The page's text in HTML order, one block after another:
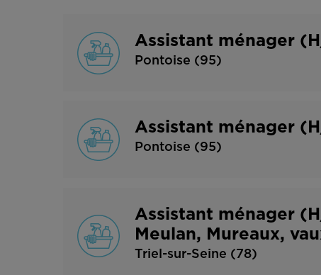
Assistant ménager
Pontoise (95)
Assistant ménager
Pontoise (95)
Assistant ménager
Meulan, Mureaux,
Triel-sur-Seine (78)